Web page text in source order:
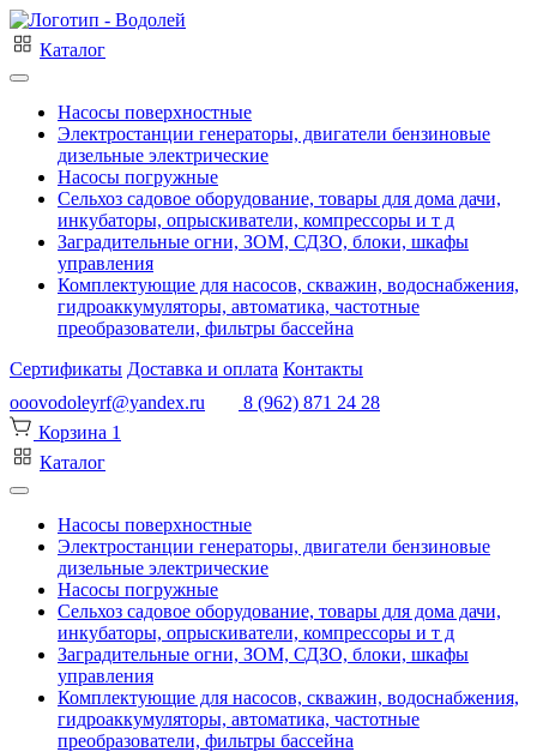
Каталог
Насосы поверхностные
Электростанции генераторы, двигатели бензиновые
дизельные электрические
Насосы погружные
Сельхоз садовое оборудование, товары для дома дачи,
инкубаторы, опрыскиватели, компрессоры и т д
Заградительные огни, ЗОМ, СДЗО, блоки, шкафы
управления
Комплектующие для насосов, скважин, водоснабжения,
гидроаккумуляторы, автоматика, частотные
преобразователи, фильтры бассейна
Сертификаты Доставка и оплата Контакты
ooovodoleyrf@yandex.ru
8 (962) 871 24 28
Корзина 1
Каталог
Насосы поверхностные
Электростанции генераторы, двигатели бензиновые
дизельные электрические
Насосы погружные
Сельхоз садовое оборудование, товары для дома дачи,
инкубаторы, опрыскиватели, компрессоры и т д
Заградительные огни, ЗОМ, СДЗО, блоки, шкафы
управления
Комплектующие для насосов, скважин, водоснабжения,
гидроаккумуляторы, автоматика, частотные
преобразователи, фильтры бассейна